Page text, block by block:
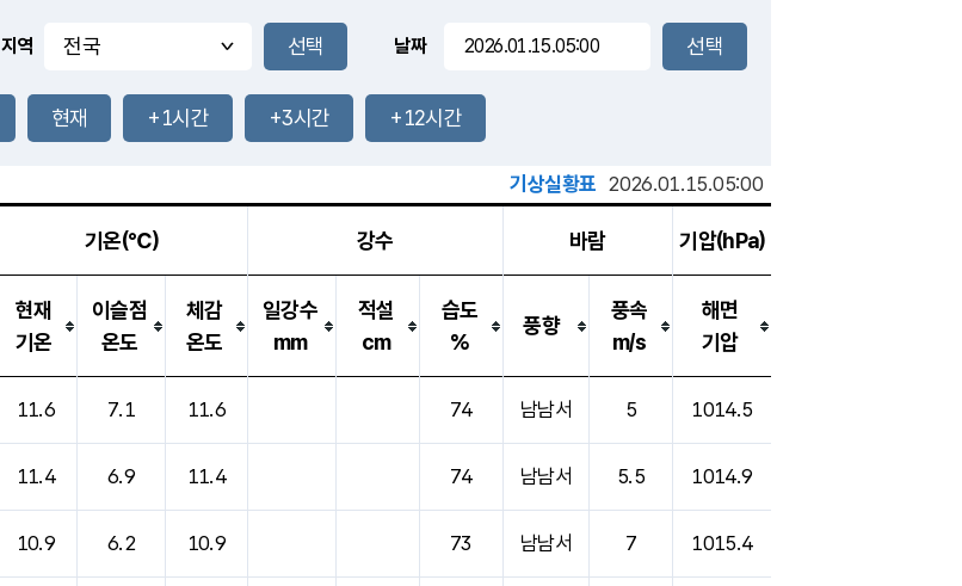
-mm
-mm
장호원
26.5
℃
27.8℃
0.0m/s
-mm
-mm
지역 날짜
현재 +1시간 +3시간 +12시간
기상실황표 2026.01.15.05:00
기온(℃) 강수 바람 기압(hPa)
현재
기온
이슬점
온도
체감
온도
일강수
mm
적설
cm
습도
%
풍향
풍속
m/s
해면
기압
11.6 7.1 11.6 74 남남서 5 1014.5
11.4 6.9 11.4 74 남남서 5.5 1014.9
10.9 6.2 10.9 73 남남서 7 1015.4